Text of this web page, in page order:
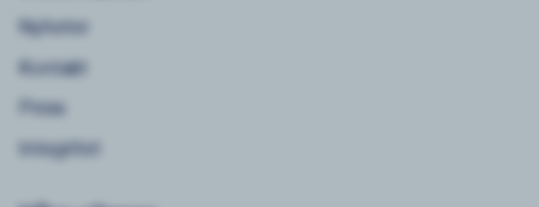
Nyheter
Kontakt
Press
Integritet